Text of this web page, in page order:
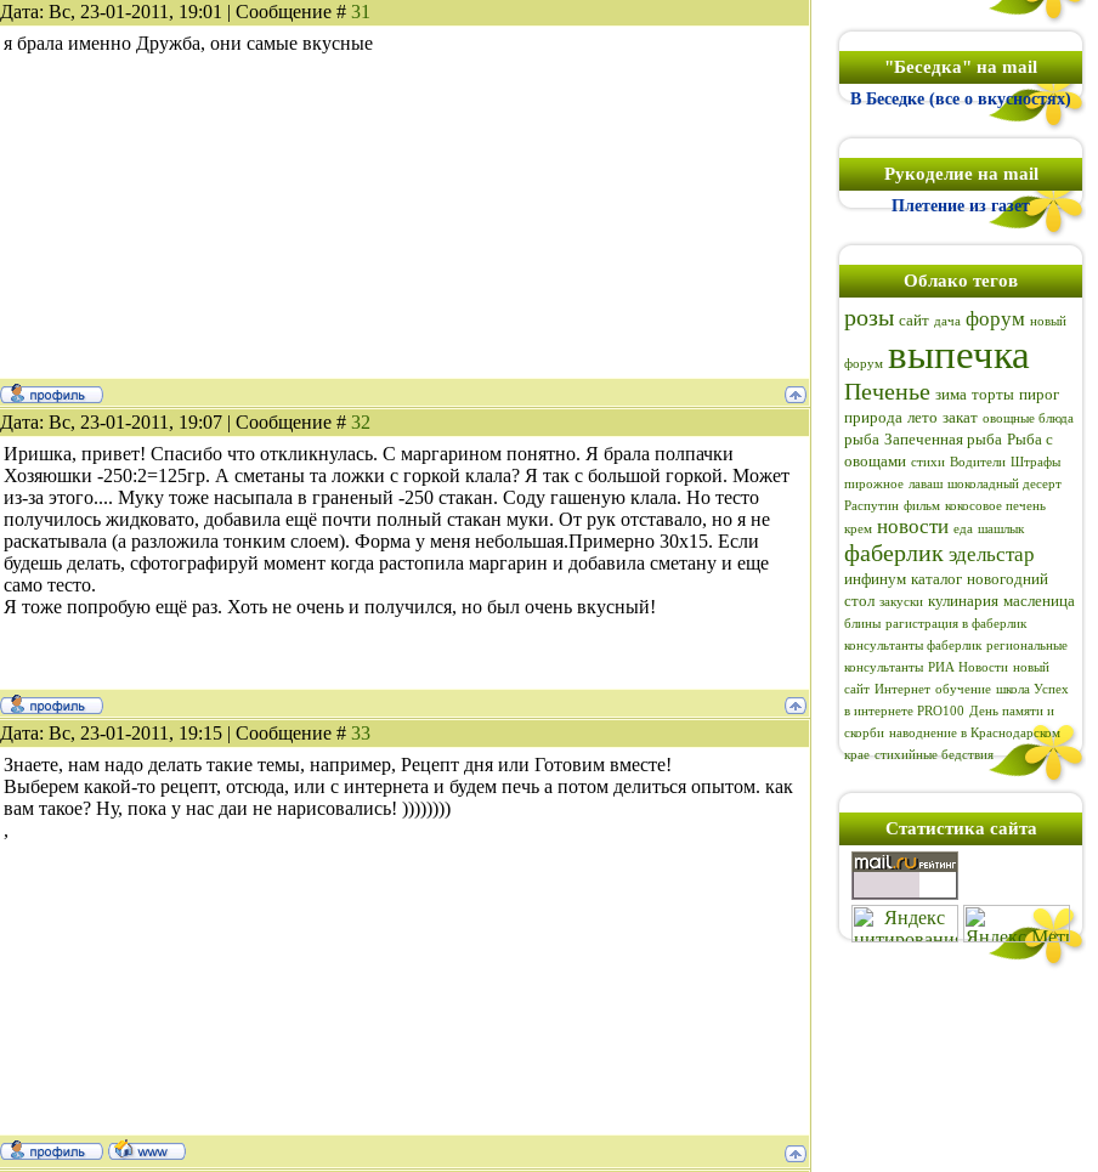
Дата: Вс, 23-01-2011, 19:01 | Сообщение # 31
я брала именно Дружба, они самые вкусные
Дата: Вс, 23-01-2011, 19:07 | Сообщение # 32
Иришка, привет! Спасибо что откликнулась. С маргарином понятно. Я брала полпачки
Хозяюшки -250:2=125гр. А сметаны та ложки с горкой клала? Я так с большой горкой. Может
из-за этого.... Муку тоже насыпала в граненый -250 стакан. Соду гашеную клала. Но тесто
получилось жидковато, добавила ещё почти полный стакан муки. От рук отставало, но я не
раскатывала (а разложила тонким слоем). Форма у меня небольшая.Примерно 30х15. Если
будешь делать, сфотографируй момент когда растопила маргарин и добавила сметану и еще
само тесто.
Я тоже попробую ещё раз. Хоть не очень и получился, но был очень вкусный!
Дата: Вс, 23-01-2011, 19:15 | Сообщение # 33
Знаете, нам надо делать такие темы, например, Рецепт дня или Готовим вместе!
Выберем какой-то рецепт, отсюда, или с интернета и будем печь а потом делиться опытом. как
вам такое? Ну, пока у нас даи не нарисовались! ))))))))
,
"Беседка" на mail
В Беседке (все о вкусностях)
Рукоделие на mail
Плетение из газет
Облако тегов
розы сайт дача форум новый
форум выпечка
Печенье зима торты пирог
природа лето закат овощные блюда
рыба Запеченная рыба Рыба с
овощами стихи Водители Штрафы
пирожное лаваш шоколадный десерт
Распутин фильм кокосовое печень
крем новости еда шашлык
фаберлик эдельстар
инфинум каталог новогодний
стол закуски кулинария масленица
блины рагистрация в фаберлик
консультанты фаберлик региональные
консультанты РИА Новости новый
сайт Интернет обучение школа Успех
в интернете PRO100 День памяти и
скорби наводнение в Краснодарском
крае стихийные бедствия
Статистика сайта